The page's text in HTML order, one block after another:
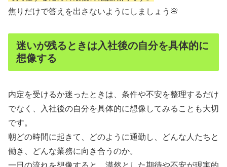
焦りだけで答えを出さないようにしましょう🌸
迷いが残るときは入社後の自分を具体的に
想像する
内定を受けるか迷ったときは、条件や不安を整理するだけ
でなく、入社後の自分を具体的に想像してみることも大切
です。
朝どの時間に起きて、どのように通勤し、どんな人たちと
働き、どんな業務に向き合うのか。
一日の流れを想像すると、漠然とした期待や不安が現実的